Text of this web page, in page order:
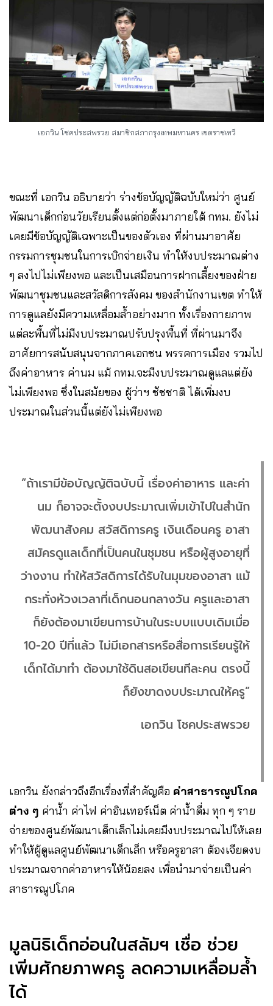
เอกวิน โชคประสพรวย สมาชิกสภากรุงเทพมหานคร เขตราชเทวี
ขณะที่ เอกวิน อธิบายว่า ร่างข้อบัญญัติฉบับใหม่ว่า ศูนย์
พัฒนาเด็กก่อนวัยเรียนตั้งแต่ก่อตั้งมาภายใต้ กทม. ยังไม่
เคยมีข้อบัญญัติเฉพาะเป็นของตัวเอง ที่ผ่านมาอาศัย
กรรมการชุมชนในการเบิกจ่ายเงิน ทำให้งบประมาณต่าง
ๆ ลงไปไม่เพียงพอ และเป็นเสมือนการฝากเลี้ยงของฝ่าย
พัฒนาชุมชนและสวัสดิการสังคม ของสำนักงานเขต ทำให้
การดูแลยังมีความเหลื่อมล้ำอย่างมาก ทั้งเรื่องกายภาพ
แต่ละพื้นที่ไม่มีงบประมาณปรับปรุงพื้นที่ ที่ผ่านมาจึง
อาศัยการสนับสนุนจากภาคเอกชน พรรคการเมือง รวมไป
ถึงค่าอาหาร ค่านม แม้ กทม.จะมีงบประมาณดูแลแต่ยัง
ไม่เพียงพอ ซึ่งในสมัยของ ผู้ว่าฯ ชัชชาติ ได้เพิ่มงบ
ประมาณในส่วนนี้แต่ยังไม่เพียงพอ
“ถ้าเรามีข้อบัญญัติฉบับนี้ เรื่องค่าอาหาร และค่า
นม ก็อาจจะตั้งงบประมาณเพิ่มเข้าไปในสำนัก
พัฒนาสังคม สวัสดิการครู เงินเดือนครู อาสา
สมัครดูแลเด็กที่เป็นคนในชุมชน หรือผู้สูงอายุที่
ว่างงาน ทำให้สวัสดิการได้รับในมุมของอาสา แม้
กระทั่งห้วงเวลาที่เด็กนอนกลางวัน ครูและอาสา
ก็ยังต้องมาเขียนการบ้านในระบบแบบเดิมเมื่อ
10-20 ปีที่แล้ว ไม่มีเอกสารหรือสื่อการเรียนรู้ให้
เด็กได้มาทำ ต้องมาใช้ดินสอเขียนทีละคน ตรงนี้
ก็ยังขาดงบประมาณให้ครู”
เอกวิน โชคประสพรวย
เอกวิน ยังกล่าวถึงอีกเรื่องที่สำคัญคือ ค่าสาธารณูปโภค
ต่าง ๆ ค่าน้ำ ค่าไฟ ค่าอินเทอร์เน็ต ค่าน้ำดื่ม ทุก ๆ ราย
จ่ายของศูนย์พัฒนาเด็กเล็กไม่เคยมีงบประมาณไปให้เลย
ทำให้ผู้ดูแลศูนย์พัฒนาเด็กเล็ก หรือครูอาสา ต้องเจียดงบ
ประมาณจากค่าอาหารให้น้อยลง เพื่อนำมาจ่ายเป็นค่า
สาธารณูปโภค
มูลนิธิเด็กอ่อนในสลัมฯ เชื่อ ช่วย
เพิ่มศักยภาพครู ลดความเหลื่อมล้ำ
ได้